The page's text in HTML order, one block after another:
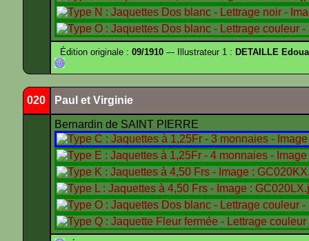
Édition originale : 09/1910 --- Illustrateur 1 : DETAILLE
020 Paul et Virginie
Bernardin de SAINT PIERRE